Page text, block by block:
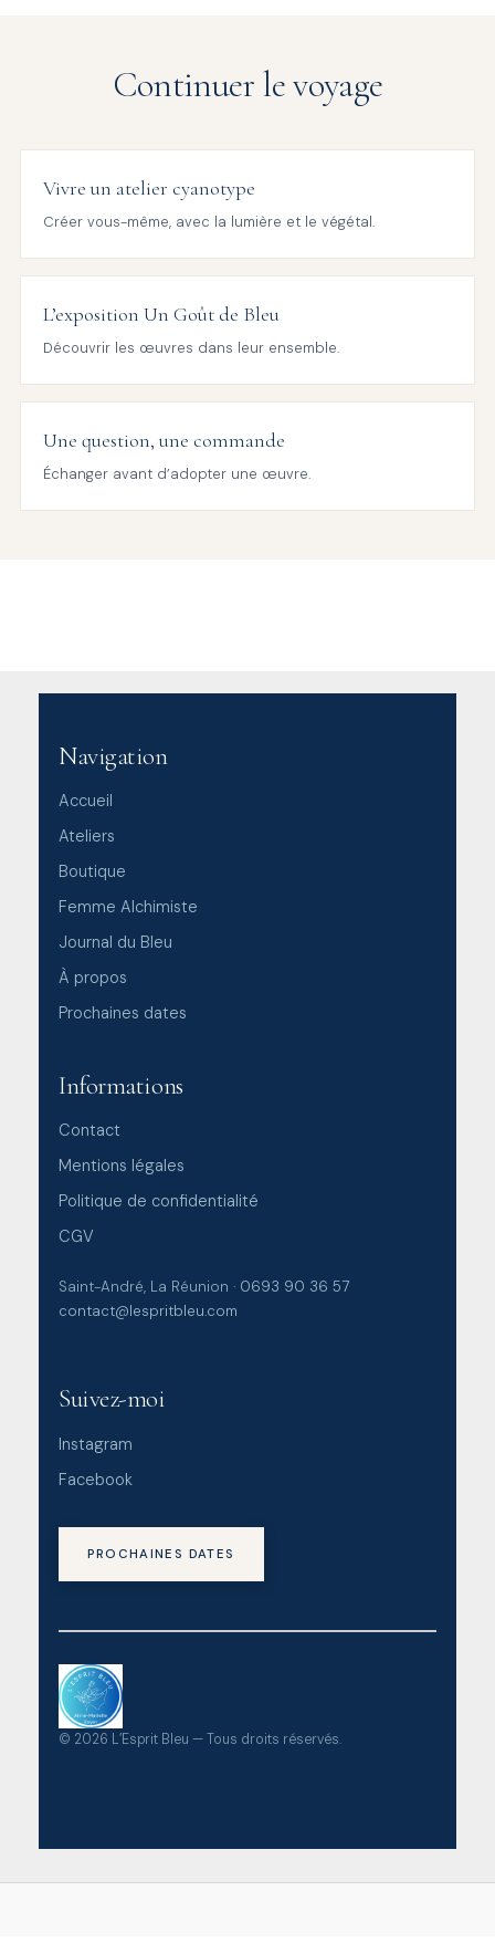
Continuer le voyage
Vivre un atelier cyanotype
Créer vous-même, avec la lumière et le végétal.
L’exposition Un Goût de Bleu
Découvrir les œuvres dans leur ensemble.
Une question, une commande
Échanger avant d’adopter une œuvre.
Navigation
Accueil
Ateliers
Boutique
Femme Alchimiste
Journal du Bleu
À propos
Prochaines dates
Informations
Contact
Mentions légales
Politique de confidentialité
CGV
Saint-André, La Réunion · 0693 90 36 57
contact@lespritbleu.com
Suivez-moi
Instagram
Facebook
PROCHAINES DATES
© 2026 L’Esprit Bleu — Tous droits réservés.